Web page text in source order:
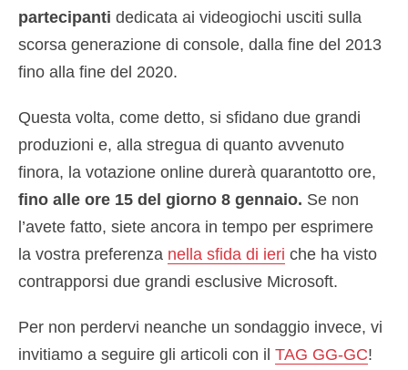
partecipanti dedicata ai videogiochi usciti sulla
scorsa generazione di console, dalla fine del 2013
fino alla fine del 2020.
Questa volta, come detto, si sfidano due grandi
produzioni e, alla stregua di quanto avvenuto
finora, la votazione online durerà quarantotto ore,
fino alle ore 15 del giorno 8 gennaio. Se non
l’avete fatto, siete ancora in tempo per esprimere
la vostra preferenza nella sfida di ieri che ha visto
contrapporsi due grandi esclusive Microsoft.
Per non perdervi neanche un sondaggio invece, vi
invitiamo a seguire gli articoli con il TAG GG-GC!